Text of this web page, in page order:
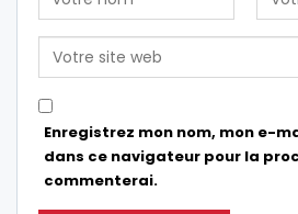
Enregistrez mon nom, mon e-
dans ce navigateur pour la
commenterai.